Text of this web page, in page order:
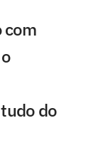
com
do